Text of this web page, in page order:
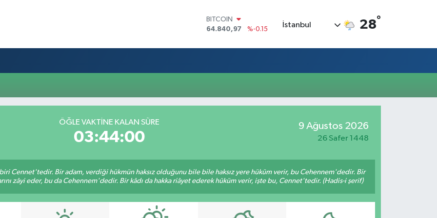
BITCOIN
64.840,97
%-0.15
47,7436
%0.18
GRAM ALTIN
6660.55
%0
İstanbul 28°
ÖĞLE VAKTINE KALAN SÜRE
03:44:00
9 Ağustos 2026
26 Safer 1448
Cennet'tedir. Bir adam, verdiği hükmün haksız olduğunu bile bile haksız yere hüküm verir, bu Cehennem'dedir. Bir
zâyi eder, bu da Cehennem'dedir. Bir kâdı da hakka riâyet ederek hüküm verir, işte bu, Cennet'tedir. (Hadis-i şerif)